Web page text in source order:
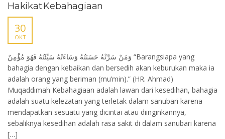
Hakikat Kebahagiaan
30
OKT
وَمَنْ سَرَّتْهُ حَسَنَتُهُ وَسَاءَتْهُ سَيِّئَتُهُ فَهُوَ مُؤْمِنٌ “Barangsiapa yang
bahagia dengan kebaikan dan bersedih akan keburukan maka ia
adalah orang yang beriman (mu’min).” (HR. Ahmad)
Muqaddimah Kebahagiaan adalah lawan dari kesedihan, bahagia
adalah suatu kelezatan yang terletak dalam sanubari karena
mendapatkan sesuatu yang dicintai atau diinginkannya,
sebaliknya kesedihan adalah rasa sakit di dalam sanubari karena
[…]